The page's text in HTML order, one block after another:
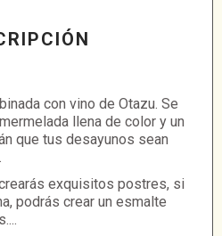
con vino de Otazu. Se
llena de color y un
que tus desayunos sean
exquisitos postres, si
podrás crear un esmalte